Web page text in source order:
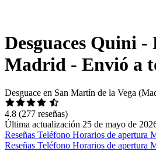
Desguaces Quini -
Madrid - Envió a
Desguace en San Martín de la Vega
4.8 (277 reseñas)
Última actualización 25 de mayo de
Reseñas Teléfono Horarios de apertura
Reseñas Teléfono Horarios de apertura